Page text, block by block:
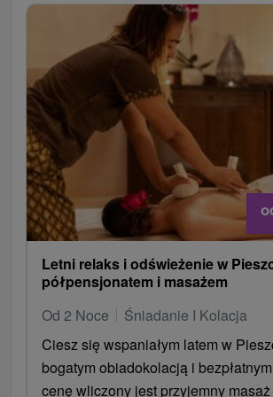
opakuje aj v recenziách.
Skôr je to pobyt o kombinácii oddychu,
toho, že idete aj von – na prechádzku,
výlet.
Letni relaks i odświeżenie w
półpensjonatem i masażem
Od 2 Noce
Śniadanie I Kolacja
Ciesz się wspaniałym latem w
bogatym obiadokolacją i
cenę wliczony jest przyjemny